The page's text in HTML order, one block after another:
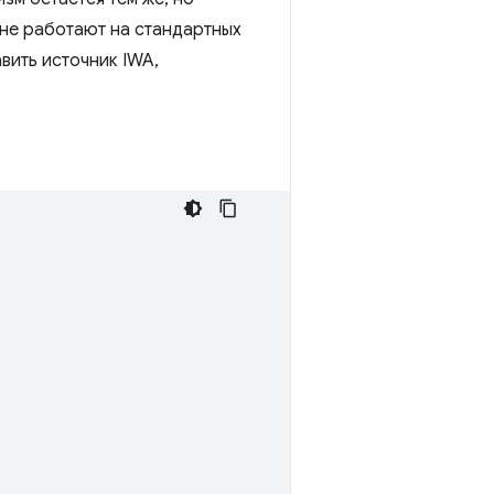
работают на стандартных
источник IWA,